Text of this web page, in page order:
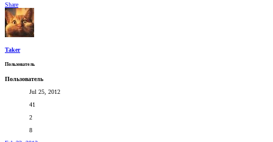
Share
Taker
Пользователь
Пользователь
Jul 25, 2012
41
2
8